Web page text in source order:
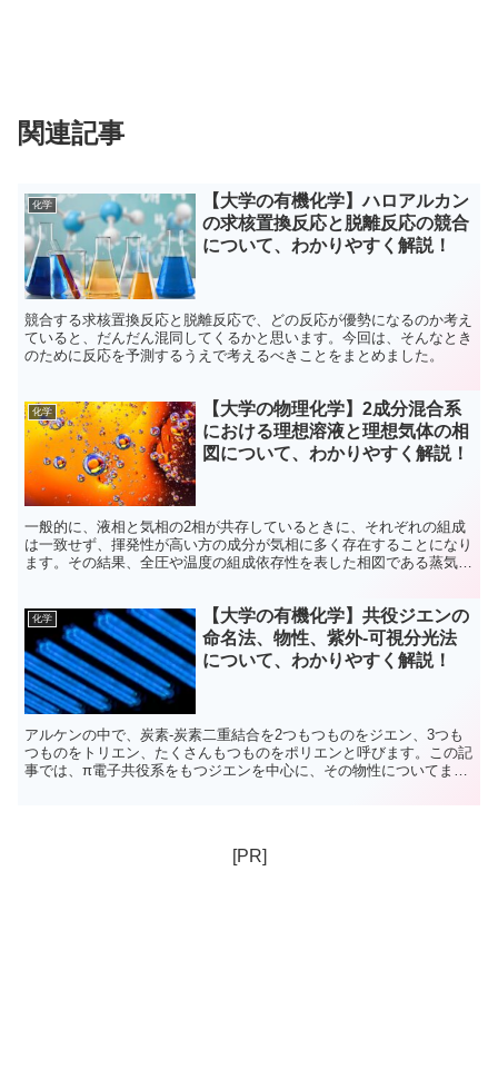
関連記事
化学
【大学の有機化学】ハロアルカン
の求核置換反応と脱離反応の競合
について、わかりやすく解説！
競合する求核置換反応と脱離反応で、どの反応が優勢になるのか考え
ていると、だんだん混同してくるかと思います。今回は、そんなとき
のために反応を予測するうえで考えるべきことをまとめました。
化学
【大学の物理化学】2成分混合系
における理想溶液と理想気体の相
図について、わかりやすく解説！
一般的に、液相と気相の2相が共存しているときに、それぞれの組成
は一致せず、揮発性が高い方の成分が気相に多く存在することになり
ます。その結果、全圧や温度の組成依存性を表した相図である蒸気圧
想系で、この相分離領域(ROD)について解説しています。
化学
【大学の有機化学】共役ジエンの
命名法、物性、紫外-可視分光法
について、わかりやすく解説！
アルケンの中で、炭素-炭素二重結合を2つもつものをジエン、3つも
つものをトリエン、たくさんもつものをポリエンと呼びます。この記
事では、π電子共役系をもつジエンを中心に、その物性についてまと
[PR]